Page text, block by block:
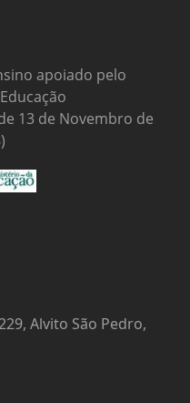
apoiado pelo
13 de Novembro de
Alvito São Pedro,